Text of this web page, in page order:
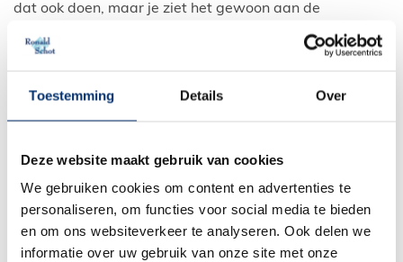
Toestemming Details Over
Deze website maakt gebruik van cookies
We gebruiken cookies om content en advertenties te
personaliseren, om functies voor social media te bieden
en om ons websiteverkeer te analyseren. Ook delen we
informatie over uw gebruik van onze site met onze
dat ook doen, maar je ziet het gewoon aan de
inkoopkant, vooral de invoerrechten. 24,9% van onze
Chinese fietsen gaan naar de Europese Unie. Dat is veel
kunnen bestellen, om ook die invoerrechten te verlagen.
Dat is ook voor je verkoopprijs wel interessant.”
Alle onderdelen op voorraad, van klein tot
groot